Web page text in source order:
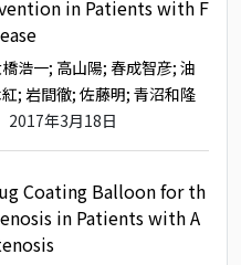
in Patients with F
浩一; 高山陽; 春成智彦; 油
; 岩間徹; 佐藤明; 青沼和隆
2017年3月18日
Coating Balloon for th
in Patients with A